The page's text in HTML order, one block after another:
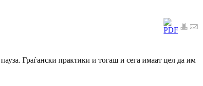
Граѓански практики и тогаш и сега имаат цел да им